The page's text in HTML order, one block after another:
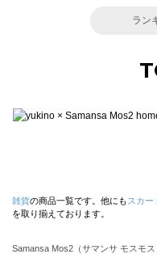
ラン
雑貨の商品一覧です。他にも スカー
を取り揃えております。
Samansa Mos2（サマンサ モスモ